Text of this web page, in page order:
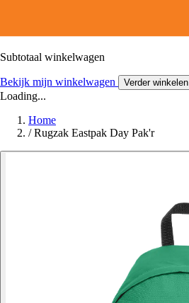
Subtotaal winkelwagen
Bekijk mijn winkelwagen Verder winkelen
Loading...
Home
/ Rugzak Eastpak Day Pak'r